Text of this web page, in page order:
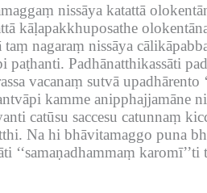
nissāya katattā
kāḷapakkhuposathe
nagaraṃ nissāya
paṭhanti. Padhānatthikassāti
vacanaṃ sutvā upadhārento
kamme anipphajjamāne
catūsu saccesu catunnaṃ
Na hi bhāvitamaggo puna